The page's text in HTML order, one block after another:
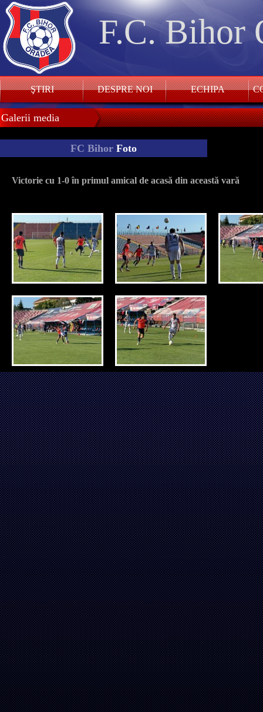
F.C. Bihor
ŞTIRI DESPRE NOI ECHIPA
Galerii media
FC Bihor Foto
Victorie cu 1-0 în primul amical de acasă din această vară